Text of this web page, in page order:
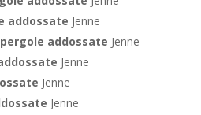
addossate Jenne
addossate Jenne
Jenne
Jenne
Jenne